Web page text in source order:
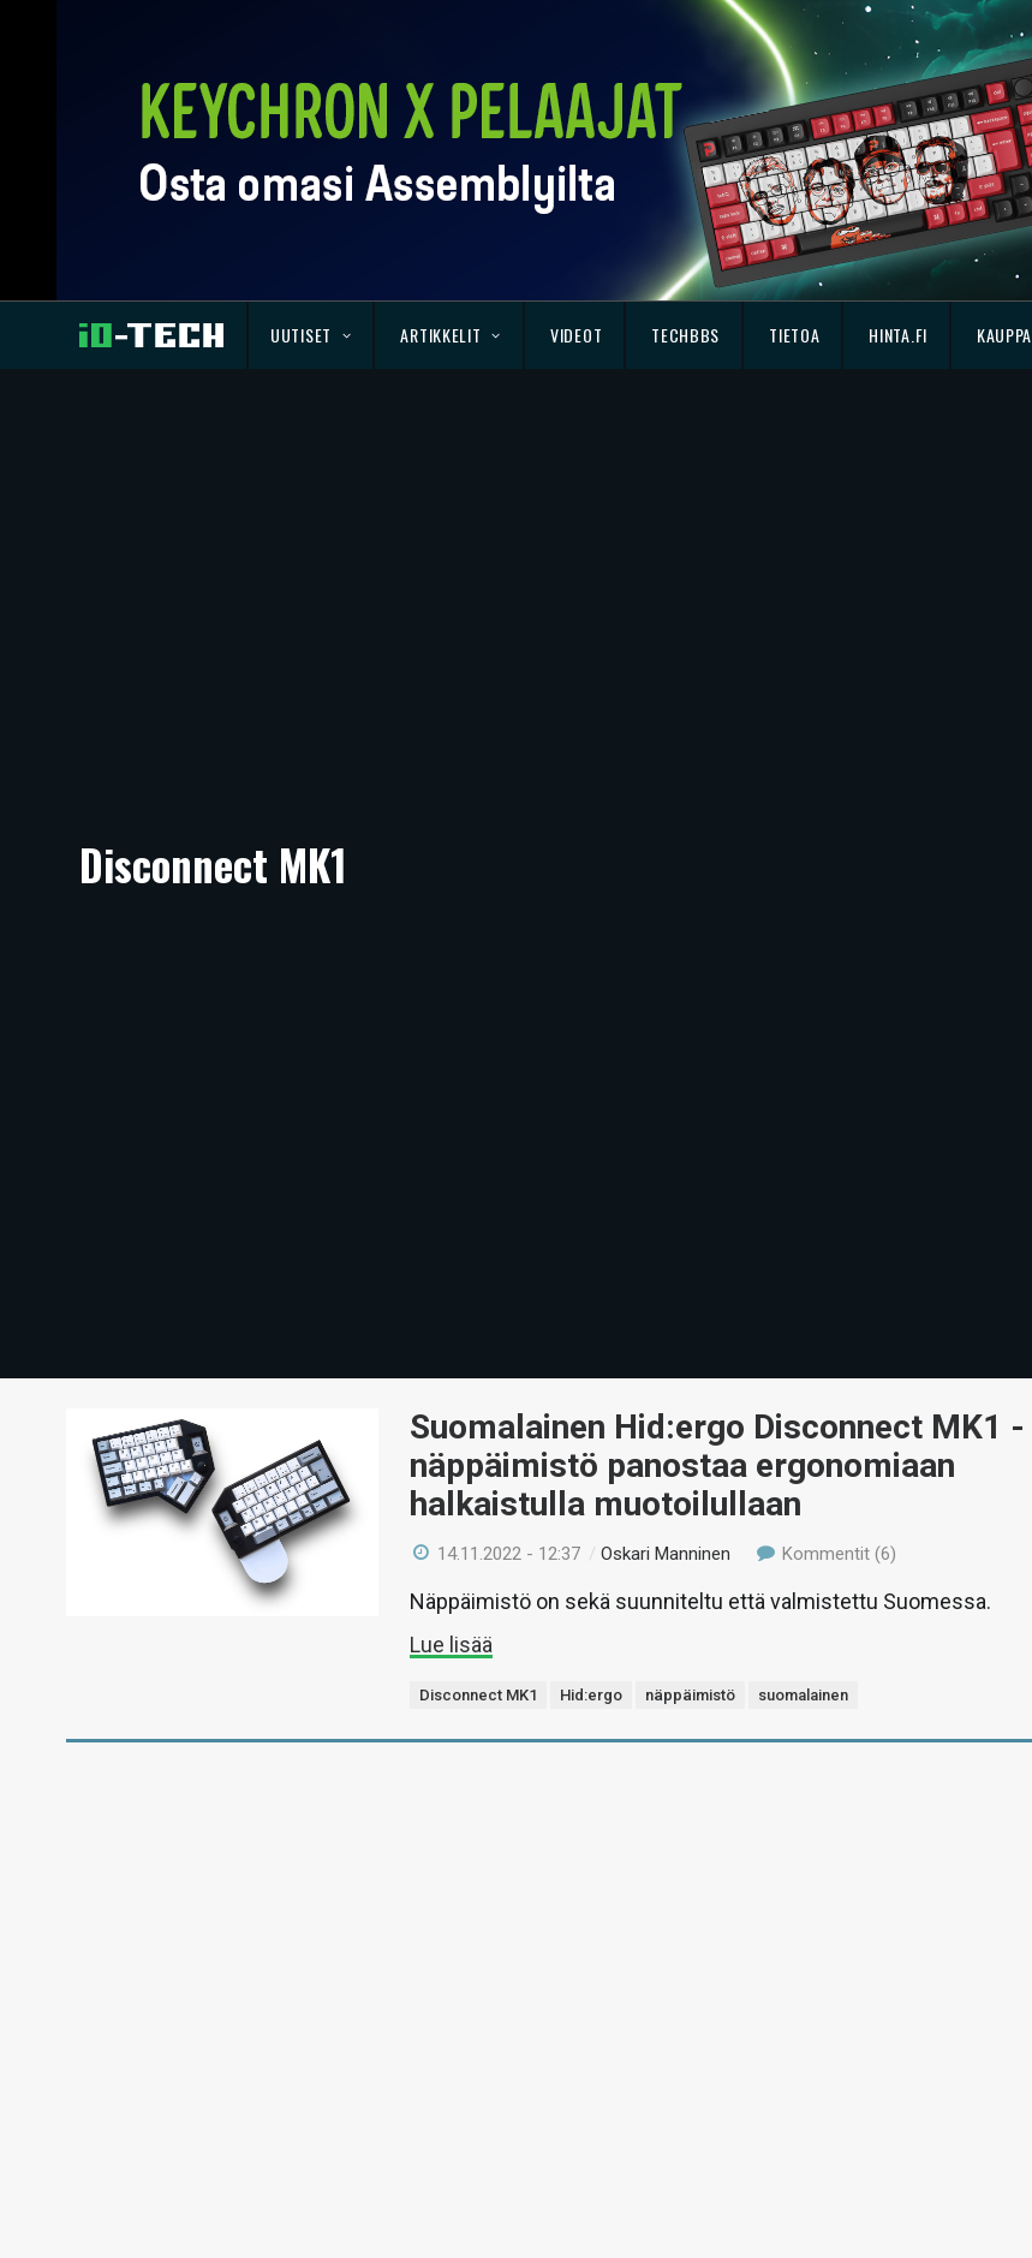
UUTISET ARTIKKELIT VIDEOT TECHBBS TIETOA HINTA.FI KAUPPA
Disconnect MK1
Suomalainen Hid:ergo Disconnect MK1 -
näppäimistö panostaa ergonomiaan
halkaistulla muotoilullaan
14.11.2022 - 12:37 /Oskari Manninen Kommentit (6)
Näppäimistö on sekä suunniteltu että valmistettu Suomessa.
Lue lisää
Disconnect MK1 Hid:ergo näppäimistö suomalainen